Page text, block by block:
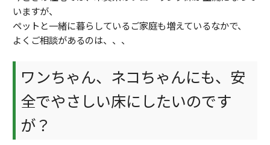
いますが、
ペットと一緒に暮らしているご家庭も増えているなかで、
よくご相談があるのは、、、
ワンちゃん、ネコちゃんにも、安
全でやさしい床にしたいのです
が？